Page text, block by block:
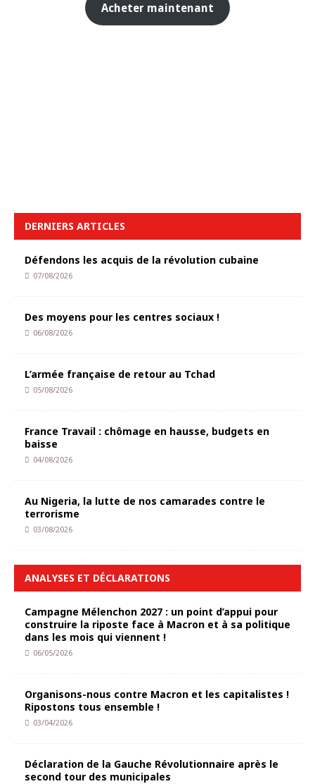
Acheter maintenant
DERNIERS ARTICLES
Défendons les acquis de la révolution cubaine
07/08/2026
Des moyens pour les centres sociaux !
06/08/2026
L’armée française de retour au Tchad
05/08/2026
France Travail : chômage en hausse, budgets en
baisse
04/08/2026
Au Nigeria, la lutte de nos camarades contre le
terrorisme
03/08/2026
ANALYSES ET DÉCLARATIONS
Campagne Mélenchon 2027 : un point d’appui pour
construire la riposte face à Macron et à sa politique
dans les mois qui viennent !
06/05/2026
Organisons-nous contre Macron et les capitalistes !
Ripostons tous ensemble !
03/04/2026
Déclaration de la Gauche Révolutionnaire après le
second tour des municipales